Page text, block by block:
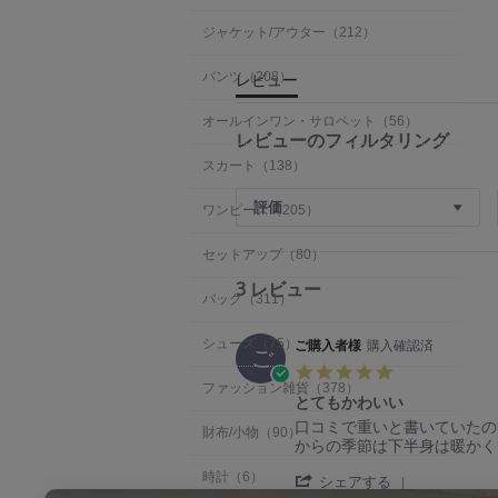
ジャケット/アウター（212）
パンツ（208）
オールインワン・サロペット（56）
スカート（138）
ワンピース（205）
セットアップ（80）
バッグ（311）
シューズ（75）
ファッション雑貨（378）
財布/小物（90）
時計（6）
レビュー
レビューのフィルタリング
評価
3 レビュー
ご ご購入者様 購入確認済
s
t
a
とてもかわいい
R
e
i
r
e
i
口コミで重いと書いていた
からの季節は下半身は暖か
シェアする